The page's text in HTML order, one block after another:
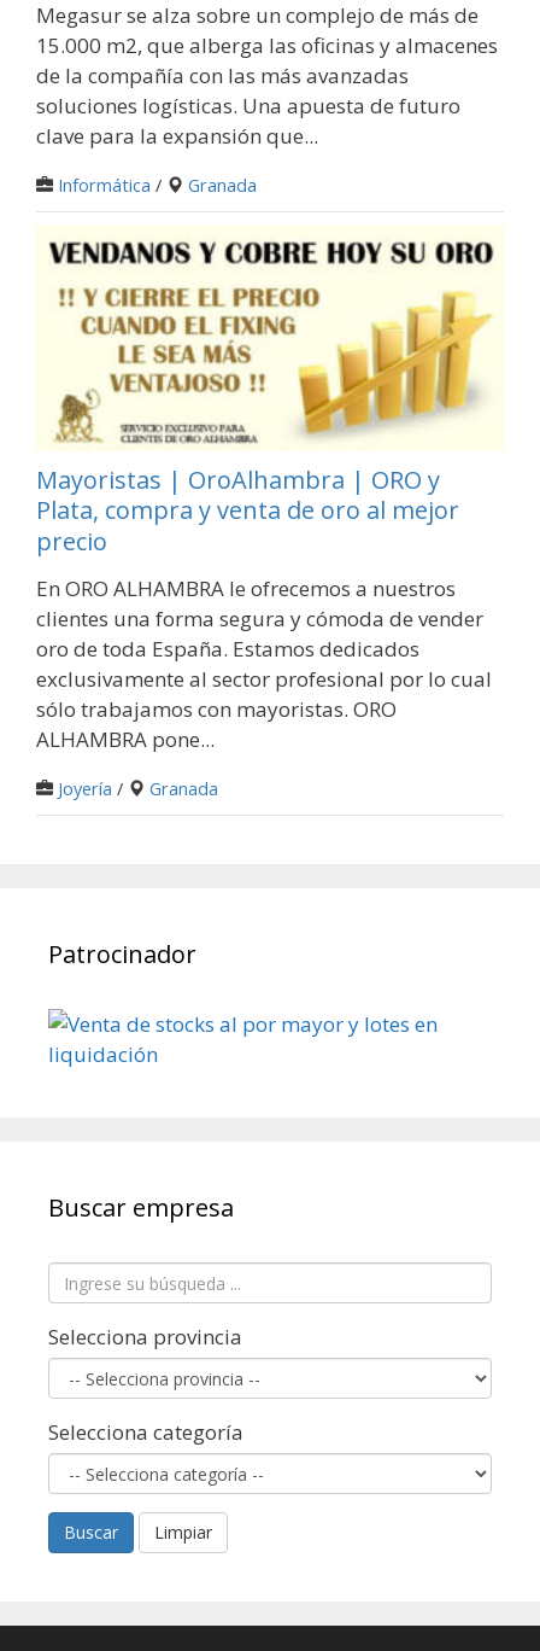
Megasur se alza sobre un complejo de más de
15.000 m2, que alberga las oficinas y almacenes
de la compañía con las más avanzadas
soluciones logísticas. Una apuesta de futuro
clave para la expansión que...
Informática / Granada
Mayoristas | OroAlhambra | ORO y
Plata, compra y venta de oro al mejor
precio
En ORO ALHAMBRA le ofrecemos a nuestros
clientes una forma segura y cómoda de vender
oro de toda España. Estamos dedicados
exclusivamente al sector profesional por lo cual
sólo trabajamos con mayoristas. ORO
ALHAMBRA pone...
Joyería / Granada
Patrocinador
Buscar empresa
Selecciona provincia
Selecciona categoría
Buscar Limpiar